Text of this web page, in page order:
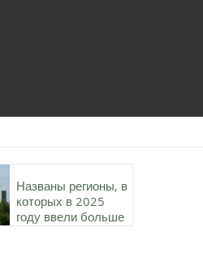
Названы регионы, в
которых в 2025
году ввели больше